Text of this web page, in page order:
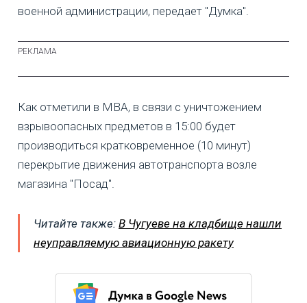
военной администрации, передает "Думка".
Как отметили в МВА, в связи с уничтожением
взрывоопасных предметов в 15:00 будет
производиться кратковременное (10 минут)
перекрытие движения автотранспорта возле
магазина "Посад".
Читайте также: В Чугуеве на кладбище нашли
неуправляемую авиационную ракету